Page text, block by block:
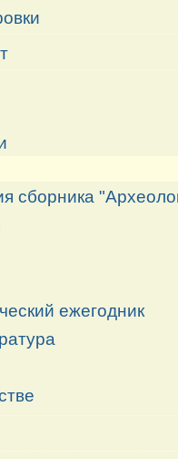
сборника
ежегодник